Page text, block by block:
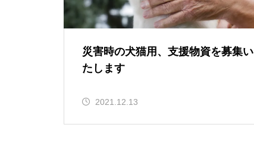
災害時の犬猫用、支援物資を募集い
たします
2021.12.13